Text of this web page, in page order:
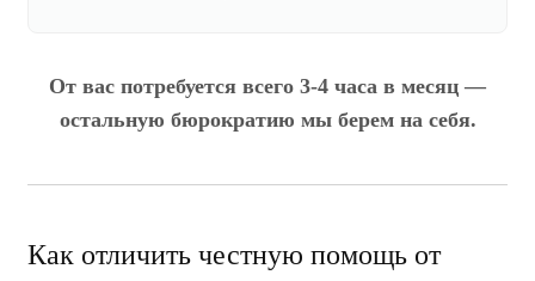
От вас потребуется всего 3-4 часа в месяц —
остальную бюрократию мы берем на себя.
Как отличить честную помощь от